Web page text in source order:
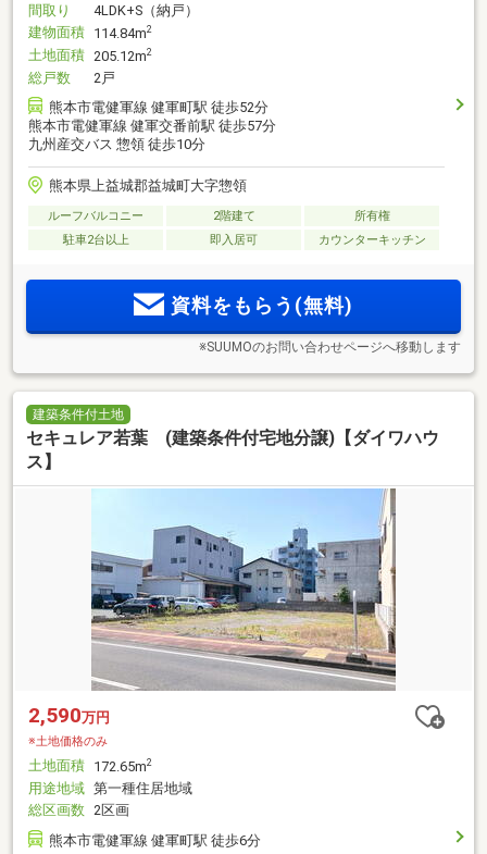
間取り
4LDK+S（納戸）
建物面積 114.84m2
土地面積 205.12m2
総戸数
2戸
熊本市電健軍線 健軍町駅 徒歩52分
熊本市電健軍線 健軍交番前駅 徒歩57分
九州産交バス 惣領 徒歩10分
熊本県上益城郡益城町大字惣領
ルーフバルコニー 2階建て
所有権
駐車2台以上
即入居可 カウンターキッチン
資料をもらう(無料)
※SUUMOのお問い合わせページへ移動します
建築条件付土地
セキュレア若葉 (建築条件付宅地分譲)【ダイワハウ
ス】
2,590万円
※土地価格のみ
土地面積 172.65m2
用途地域 第一種住居地域
総区画数 2区画
熊本市電健軍線 健軍町駅 徒歩6分